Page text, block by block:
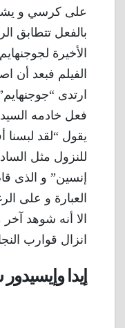
على كرسي و
بالفعل تتطابق
الأخيرة
الفيلم فبعد أن
ارتدى
فعل خادمه
يقول “لقد
للنزول مثل
إنسين” و الذى
العبارة و على
الا أنه شوهد
انزال قوارب
إيدا